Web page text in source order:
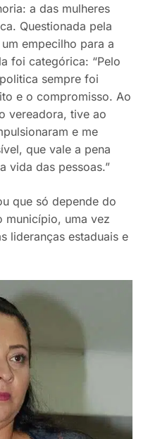
a das mulheres
Questionada pela
empecilho para a
foi categórica: “Pelo
sempre foi
e o compromisso. Ao
vereadora, tive ao
e me
que vale a pena
vida das pessoas.”
que só depende do
município, uma vez
lideranças estaduais e